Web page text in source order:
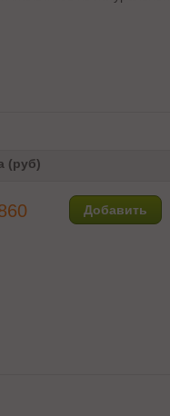
(руб)
Добавить